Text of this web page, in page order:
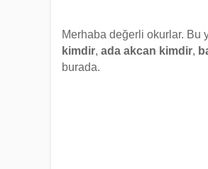
Merhaba değerli okurlar. Bu
kimdir, ada akcan kimdir,
burada.